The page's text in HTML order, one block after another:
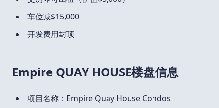
车位减$15,000
开发费用封顶
Empire QUAY HOUSE楼盘信息
项目名称：Empire Quay House Condos